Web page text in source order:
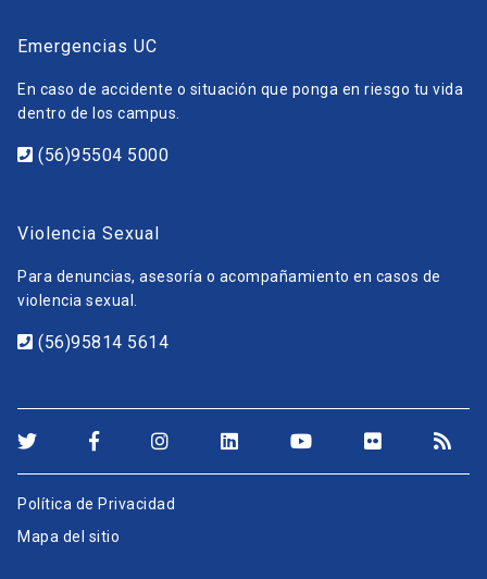
Emergencias UC
En caso de accidente o situación que ponga en riesgo tu vida
dentro de los campus.
(56)95504 5000
Violencia Sexual
Para denuncias, asesoría o acompañamiento en casos de
violencia sexual.
(56)95814 5614
Política de Privacidad
Mapa del sitio